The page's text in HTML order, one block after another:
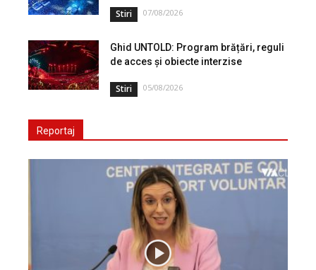
Stiri 07/08/2026
Ghid UNTOLD: Program brățări, reguli
de acces și obiecte interzise
Stiri 05/08/2026
Reportaj